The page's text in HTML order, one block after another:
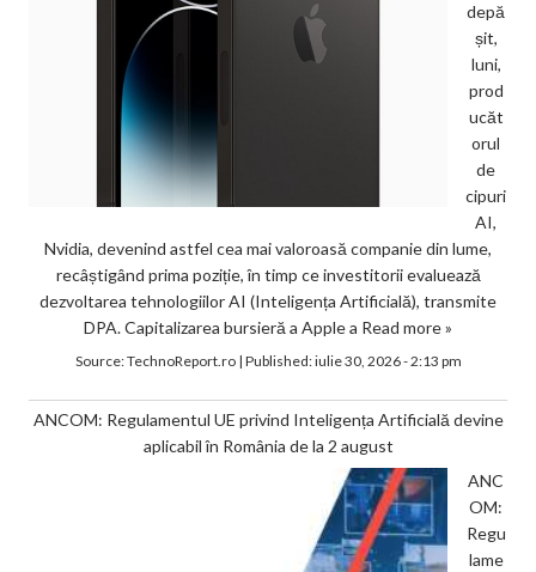
depă
șit,
luni,
prod
ucăt
orul
de
cipuri
AI,
Nvidia, devenind astfel cea mai valoroasă companie din lume,
recâștigând prima poziție, în timp ce investitorii evaluează
dezvoltarea tehnologiilor AI (Inteligența Artificială), transmite
DPA. Capitalizarea bursieră a Apple a Read more »
Source:TechnoReport.ro| Published:iulie 30, 2026 - 2:13 pm
ANCOM: Regulamentul UE privind Inteligența Artificială devine
aplicabil în România de la 2 august
ANC
OM:
Regu
lame